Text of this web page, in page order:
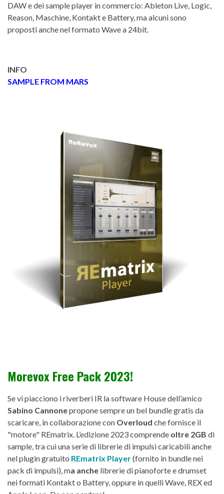
DAW e dei sample player in commercio: Ableton Live, Logic,
Reason, Maschine, Kontakt e Battery, ma alcuni sono
proposti anche nel formato Wave a 24bit.
INFO
SAMPLE FROM MARS
Morevox Free Pack 2023!
Se vi piacciono i riverberi IR la software House dell’amico
Sabino Cannonepropone sempre un bel bundle gratis da
scaricare, in collaborazione con Overloud che fornisce il
"motore" REmatrix. L’edizione 2023comprende oltre 2GB di
sample, tra cui una serie di librerie di impulsi caricabili anche
nel plugin gratuito REmatrix Player(fornito in bundle nei
pack di impulsi), ma anche librerie di pianoforte e drumset
nei formati Kontakt o Battery, oppure in quelli Wave, REX ed